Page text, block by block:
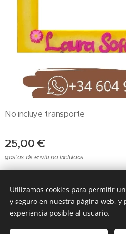
No incluye transporte
25,00 €
gastos de envío no incluidos
Cookies
Utilizamos cookies para permitir
y seguro en nuestra página web, y
experiencia posible al usuario.